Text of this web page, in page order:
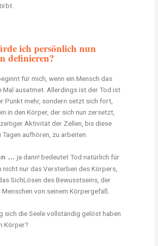
ich persönlich nun
definieren?
für mich, wenn ein Mensch das
Mal ausatmet. Allerdings ist der Tod ist
Punkt mehr, sondern setzt sich fort,
in den Körper, der sich nun zersetzt,
Aktivität der Zellen, bis diese
Tagen aufhören, zu arbeiten.
… ja dann! bedeutet Tod natürlich für
nicht nur das Versterben des Körpers,
SichLösen des Bewusstseins, der
Menschen von seinem Körpergefäß.
sich die Seele vollständig gelöst haben
Körper?